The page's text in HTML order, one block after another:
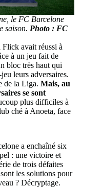
le FC Barcelone
saison. Photo : FC
Flick avait réussi à
à un jeu fait de
bloc très haut qui
leurs adversaires.
de la Liga. Mais, au
se sont
plus difficiles à
ché à Anoeta, face
a enchaîné six
: une victoire et
de trois défaites
les solutions pour
? Décryptage.